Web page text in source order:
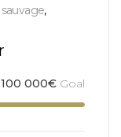
,
100 000€ Goal